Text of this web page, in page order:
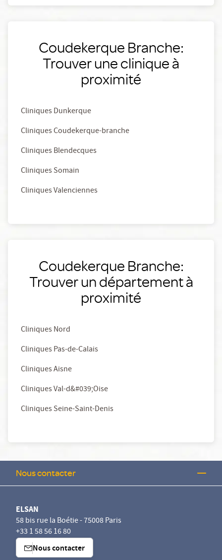
Coudekerque Branche:
Trouver une clinique à
proximité
Cliniques Dunkerque
Cliniques Coudekerque-branche
Cliniques Blendecques
Cliniques Somain
Cliniques Valenciennes
Coudekerque Branche:
Trouver un département à
proximité
Cliniques Nord
Cliniques Pas-de-Calais
Cliniques Aisne
Cliniques Val-d&#039;Oise
Cliniques Seine-Saint-Denis
Nous contacter
ELSAN
58 bis rue la Boétie - 75008 Paris
+33 1 58 56 16 80
Nous contacter